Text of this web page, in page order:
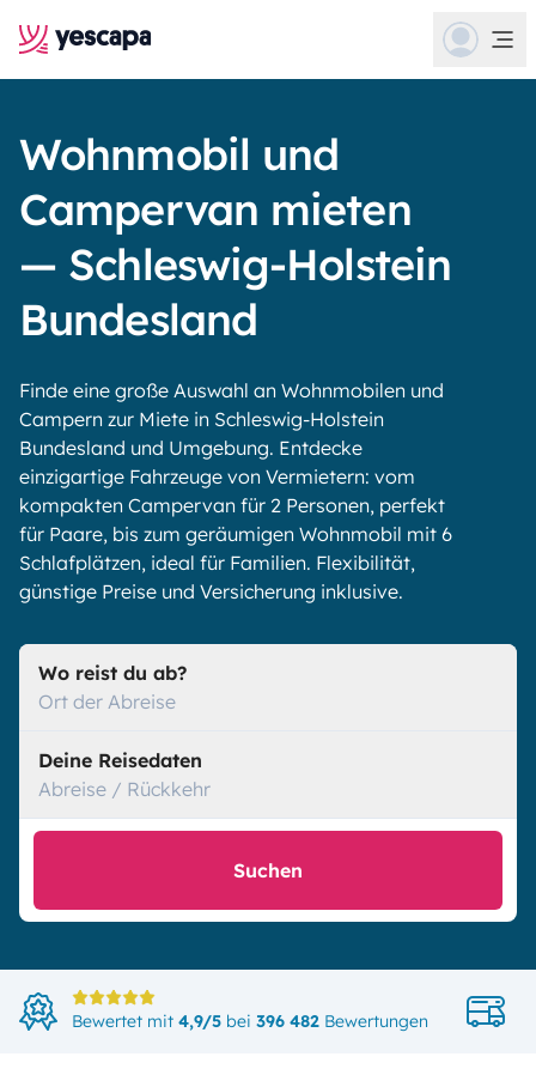
Wohnmobil und
Campervan mieten
— Schleswig-Holstein
Bundesland
Finde eine große Auswahl an Wohnmobilen und
Campern zur Miete in Schleswig-Holstein
Bundesland und Umgebung. Entdecke
einzigartige Fahrzeuge von Vermietern: vom
kompakten Campervan für 2 Personen, perfekt
für Paare, bis zum geräumigen Wohnmobil mit 6
Schlafplätzen, ideal für Familien. Flexibilität,
günstige Preise und Versicherung inklusive.
Wo reist du ab?
Ort der Abreise
Deine Reisedaten
Abreise / Rückkehr
Suchen
Bewertet mit 4,9/5 bei 396 482 Bewertungen